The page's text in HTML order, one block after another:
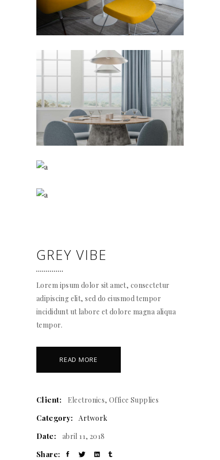
GREY VIBE
Lorem ipsum dolor sit amet, consectetur
adipiscing elit, sed do eiusmod tempor
incididunt ut labore et dolore magna aliqua
tempor.
READ MORE
Client: Electronics, Office Supplies
Category: Artwork
Date: abril 11, 2018
Share: